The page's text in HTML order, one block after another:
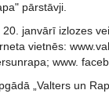
pārstāvji.
janvārī izlozes
vietnēs:
www.
„Valters un